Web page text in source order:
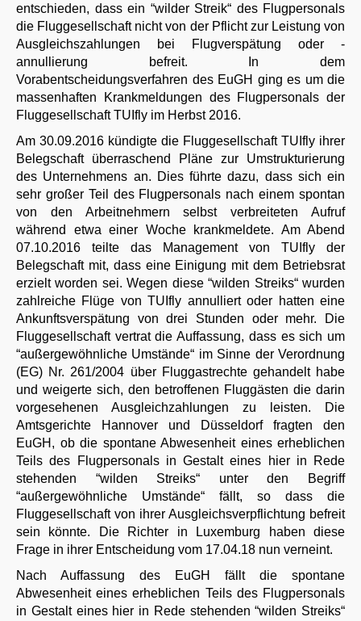
entschieden, dass ein “wilder Streik“ des Flugpersonals
die Fluggesellschaft nicht von der Pflicht zur Leistung von
Ausgleichszahlungen bei Flugverspätung oder -
annullierung befreit. In dem
Vorabentscheidungsverfahren des EuGH ging es um die
massenhaften Krankmeldungen des Flugpersonals der
Fluggesellschaft TUIfly im Herbst 2016.
Am 30.09.2016 kündigte die Fluggesellschaft TUIfly ihrer
Belegschaft überraschend Pläne zur Umstrukturierung
des Unternehmens an. Dies führte dazu, dass sich ein
sehr großer Teil des Flugpersonals nach einem spontan
von den Arbeitnehmern selbst verbreiteten Aufruf
während etwa einer Woche krankmeldete. Am Abend
07.10.2016 teilte das Management von TUIfly der
Belegschaft mit, dass eine Einigung mit dem Betriebsrat
erzielt worden sei. Wegen diese “wilden Streiks“ wurden
zahlreiche Flüge von TUIfly annulliert oder hatten eine
Ankunftsverspätung von drei Stunden oder mehr. Die
Fluggesellschaft vertrat die Auffassung, dass es sich um
“außergewöhnliche Umstände“ im Sinne der Verordnung
(EG) Nr. 261/2004 über Fluggastrechte gehandelt habe
und weigerte sich, den betroffenen Fluggästen die darin
vorgesehenen Ausgleichzahlungen zu leisten. Die
Amtsgerichte Hannover und Düsseldorf fragten den
EuGH, ob die spontane Abwesenheit eines erheblichen
Teils des Flugpersonals in Gestalt eines hier in Rede
stehenden “wilden Streiks“ unter den Begriff
“außergewöhnliche Umstände“ fällt, so dass die
Fluggesellschaft von ihrer Ausgleichsverpflichtung befreit
sein könnte. Die Richter in Luxemburg haben diese
Frage in ihrer Entscheidung vom 17.04.18 nun verneint.
Nach Auffassung des EuGH fällt die spontane
Abwesenheit eines erheblichen Teils des Flugpersonals
in Gestalt eines hier in Rede stehenden “wilden Streiks“